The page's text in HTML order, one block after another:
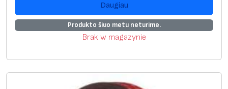
Daugiau
Produkto šiuo metu neturime.
Brak w magazynie